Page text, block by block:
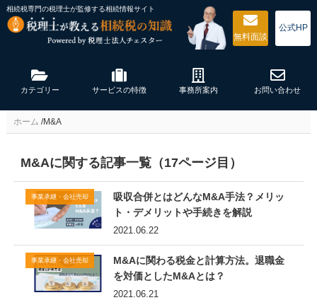
相続税専門の税理士が監修する相続情報サイト
無料面談
公式HP
カテゴリー サービスの特徴 事務所案内 お問い合わせ
ホーム /M&A
M&Aに関する記事一覧（17ページ目）
事業承継・会社売却
2021.06.22
吸収合併とはどんなM&A手法？メリッ
ト・デメリットや手続きを解説
事業承継・会社売却
2021.06.21
M&Aに関わる税金と計算方法。退職金
を対価としたM&Aとは？